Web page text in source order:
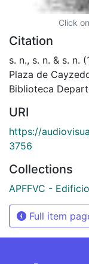
Click
Citation
s. n., s. n. & s. n.
Plaza de
Biblioteca
URI
https://
3756
Collections
APFFVC -
Full item